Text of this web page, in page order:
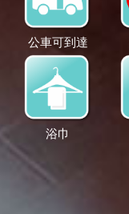
公車可到達
浴巾